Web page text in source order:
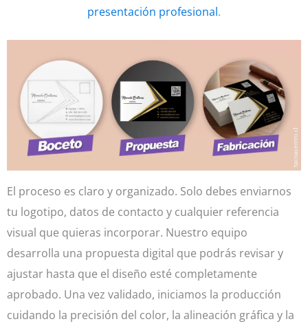
presentación profesional.
El proceso es claro y organizado. Solo debes enviarnos
tu logotipo, datos de contacto y cualquier referencia
visual que quieras incorporar. Nuestro equipo
desarrolla una propuesta digital que podrás revisar y
ajustar hasta que el diseño esté completamente
aprobado. Una vez validado, iniciamos la producción
cuidando la precisión del color, la alineación gráfica y la